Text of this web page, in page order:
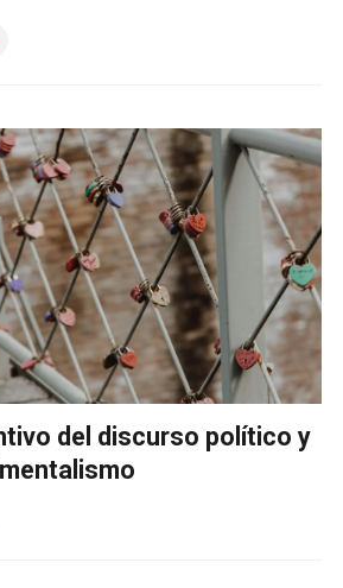
del discurso político y